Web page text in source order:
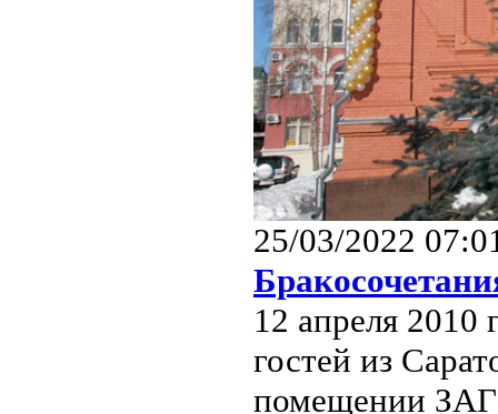
25/03/2022
12 апреля 2010
гостей из
помещении